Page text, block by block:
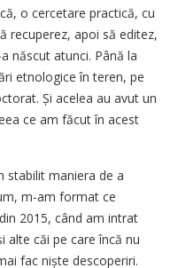
o cercetare practică, cu
recuperez, apoi să editez,
născut atunci. Până la
etnologice în teren, pe
Și acelea au avut un
ce am făcut în acest
maniera de a
m-am format ce
2015, când am intrat
alte căi pe care încă nu
fac niște descoperiri.